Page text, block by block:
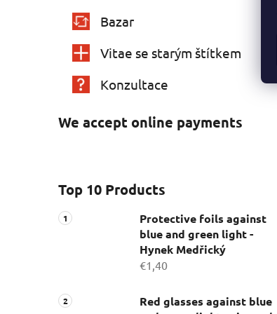
Bazar
Vitae se starým štítkem
Konzultace
We accept online payments
Top 10 Products
Protective foils against
blue and green light -
Hynek Medřický
€1,40
Red glasses against blue